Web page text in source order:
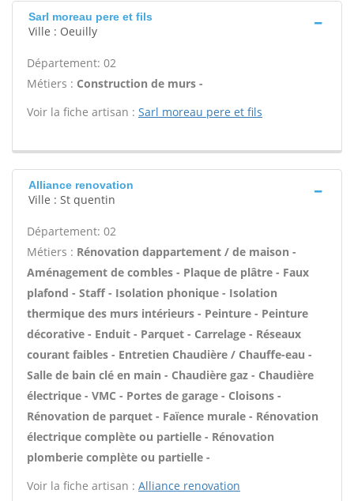
Sarl moreau pere et fils
Ville : Oeuilly
Département: 02
Métiers : Construction de murs -
Voir la fiche artisan : Sarl moreau pere et fils
Alliance renovation
Ville : St quentin
Département: 02
Métiers : Rénovation dappartement / de maison -
Aménagement de combles - Plaque de plâtre - Faux
plafond - Staff - Isolation phonique - Isolation
thermique des murs intérieurs - Peinture - Peinture
décorative - Enduit - Parquet - Carrelage - Réseaux
courant faibles - Entretien Chaudière / Chauffe-eau -
Salle de bain clé en main - Chaudière gaz - Chaudière
électrique - VMC - Portes de garage - Cloisons -
Rénovation de parquet - Faïence murale - Rénovation
électrique complète ou partielle - Rénovation
plomberie complète ou partielle -
Voir la fiche artisan : Alliance renovation